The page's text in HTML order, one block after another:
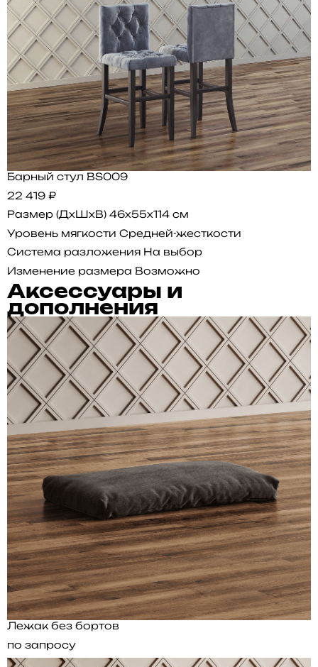
Барный стул BS009
22 419 ₽
Размер (ДхШхВ) 46x55x114 см
Уровень мягкости Средней-жесткости
Система разложения На выбор
Изменение размера Возможно
Аксессуары и
дополнения
Лежак без бортов
по запросу